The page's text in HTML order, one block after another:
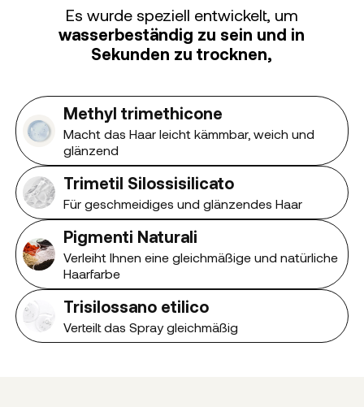
Es wurde speziell entwickelt, um
wasserbeständig zu sein und in
Sekunden zu trocknen,
Methyl trimethicone
Macht das Haar leicht kämmbar, weich und
glänzend
Trimetil Silossisilicato
Für geschmeidiges und glänzendes Haar
Pigmenti Naturali
Verleiht Ihnen eine gleichmäßige und natürliche
Haarfarbe
Trisilossano etilico
Verteilt das Spray gleichmäßig